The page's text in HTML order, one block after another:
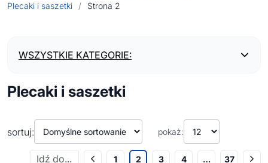
Plecaki i saszetki
/ Strona 2
WSZYSTKIE KATEGORIE:
BESTSELLERY
NOWOŚCI
Plecaki i saszetki
sortuj: pokaż:
1 2 3 4 … 37